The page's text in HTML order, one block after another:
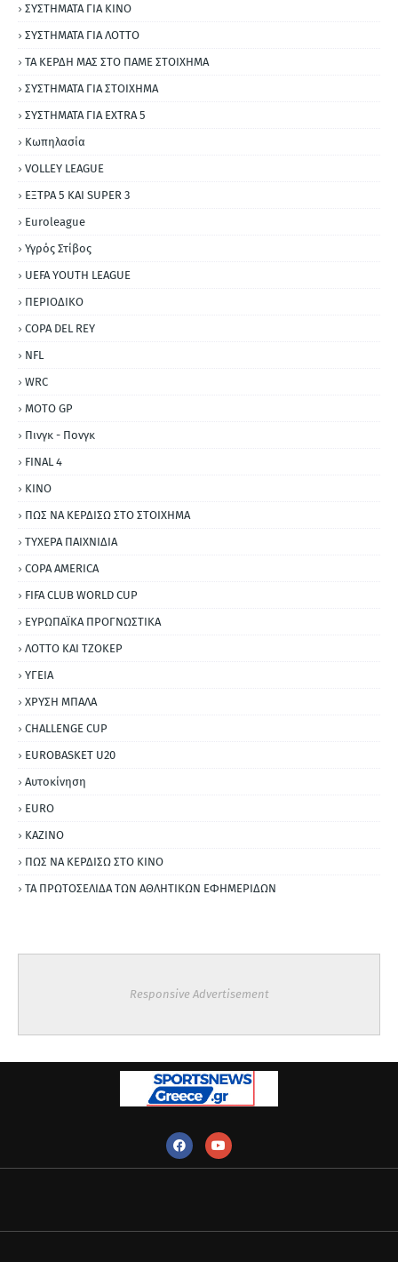
ΣΥΣΤΗΜΑΤΑ ΓΙΑ ΚΙΝΟ
ΣΥΣΤΗΜΑΤΑ ΓΙΑ ΛΟΤΤΟ
ΤΑ ΚΕΡΔΗ ΜΑΣ ΣΤΟ ΠΑΜΕ ΣΤΟΙΧΗΜΑ
ΣΥΣΤΗΜΑΤΑ ΓΙΑ ΣΤΟΙΧΗΜΑ
ΣΥΣΤΗΜΑΤΑ ΓΙΑ ΕΧΤRΑ 5
Κωπηλασία
VOLLEY LEAGUE
ΕΞΤΡΑ 5 ΚΑΙ SUPER 3
Εuroleague
Υγρός Στίβος
UEFA YOUTH LEAGUE
ΠΕΡΙΟΔΙΚΟ
COPA DEL REY
NFL
WRC
MOTO GP
Πινγκ - Πονγκ
FINAL 4
ΚΙΝΟ
ΠΩΣ ΝΑ ΚΕΡΔΙΣΩ ΣΤΟ ΣΤΟΙΧΗΜΑ
ΤΥΧΕΡΑ ΠΑΙΧΝΙΔΙΑ
COPA AMERICA
FIFA CLUB WORLD CUP
ΕΥΡΩΠΑΪΚΑ ΠΡΟΓΝΩΣΤΙΚΑ
ΛΟΤΤΟ ΚΑΙ ΤΖΟΚΕΡ
ΥΓΕΙΑ
ΧΡΥΣΗ ΜΠΑΛΑ
CHALLENGE CUP
EUROBASKET U20
Αυτοκίνηση
ΕURO
ΚΑΖΙΝΟ
ΠΩΣ ΝΑ ΚΕΡΔΙΣΩ ΣΤΟ ΚΙΝΟ
ΤΑ ΠΡΩΤΟΣΕΛΙΔΑ ΤΩΝ ΑΘΛΗΤΙΚΩΝ ΕΦΗΜΕΡΙΔΩΝ
Responsive Advertisement